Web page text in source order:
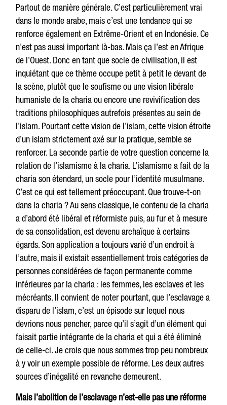
Partout de manière générale. C’est particulièrement vrai
dans le monde arabe, mais c’est une tendance qui se
renforce également en Extrême-Orient et en Indonésie. Ce
n’est pas aussi important là-bas. Mais ça l’est en Afrique
de l’Ouest. Donc en tant que socle de civilisation, il est
inquiétant que ce thème occupe petit à petit le devant de
la scène, plutôt que le soufisme ou une vision libérale
humaniste de la charia ou encore une revivification des
traditions philosophiques autrefois présentes au sein de
l’islam. Pourtant cette vision de l’islam, cette vision étroite
d’un islam strictement axé sur la pratique, semble se
renforcer. La seconde partie de votre question concerne la
relation de l’islamisme à la charia. L’islamisme a fait de la
charia son étendard, un socle pour l’identité musulmane.
C’est ce qui est tellement préoccupant. Que trouve-t-on
dans la charia ? Au sens classique, le contenu de la charia
a d’abord été libéral et réformiste puis, au fur et à mesure
de sa consolidation, est devenu archaïque à certains
égards. Son application a toujours varié d’un endroit à
l’autre, mais il existait essentiellement trois catégories de
personnes considérées de façon permanente comme
inférieures par la charia : les femmes, les esclaves et les
mécréants. Il convient de noter pourtant, que l’esclavage a
disparu de l’islam, c’est un épisode sur lequel nous
devrions nous pencher, parce qu’il s’agit d’un élément qui
faisait partie intégrante de la charia et qui a été éliminé
de celle-ci. Je crois que nous sommes trop peu nombreux
à y voir un exemple possible de réforme. Les deux autres
sources d’inégalité en revanche demeurent.
Mais l’abolition de l’esclavage n’est-elle pas une réforme